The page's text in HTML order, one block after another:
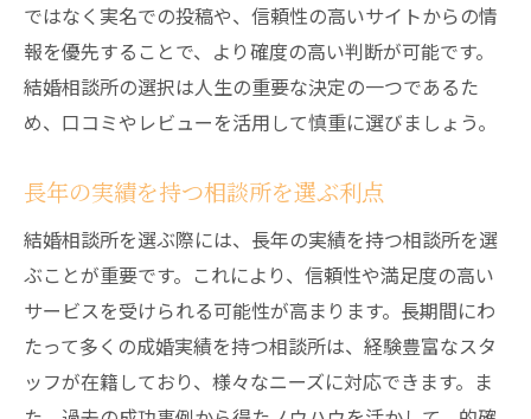
ではなく実名での投稿や、信頼性の高いサイトからの情
報を優先することで、より確度の高い判断が可能です。
結婚相談所の選択は人生の重要な決定の一つであるた
め、口コミやレビューを活用して慎重に選びましょう。
長年の実績を持つ相談所を選ぶ利点
結婚相談所を選ぶ際には、長年の実績を持つ相談所を選
ぶことが重要です。これにより、信頼性や満足度の高い
サービスを受けられる可能性が高まります。長期間にわ
たって多くの成婚実績を持つ相談所は、経験豊富なスタ
ッフが在籍しており、様々なニーズに対応できます。ま